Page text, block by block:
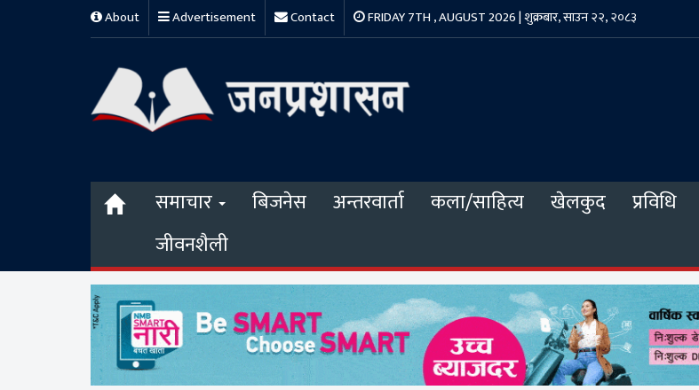
About Advertisement Contact FRIDAY 7TH , AUGUST 2026 | शुक्रबार, साउन २२, २०८३
समाचार बिजनेस अन्तरवार्ता कला/साहित्य खेलकुद प्रविधि
जीवनशैली